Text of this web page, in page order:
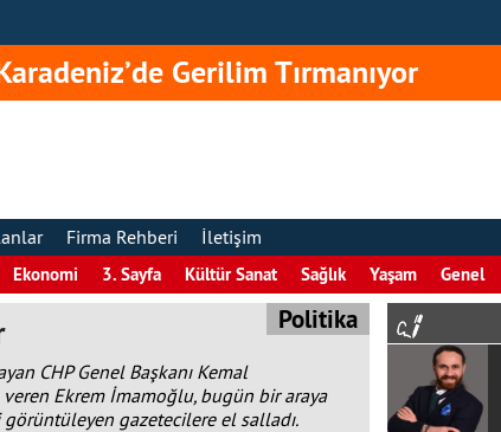
Gerilim Tırmanıyor
Firma Rehberi İletişim
Ekonomi 3. Sayfa Kültür Sanat Sağlık Yaşam Genel
Politika
CHP Genel Başkanı Kemal
veren Ekrem İmamoğlu, bugün bir araya
gazetecilere el salladı.